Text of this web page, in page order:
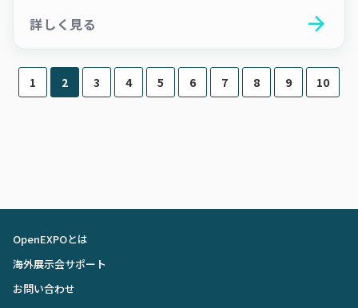
詳しく見る arrow_forward
1 2 3 4 5 6 7 8 9 10
OpenEXPOとは
海外展示会サポート
お問い合わせ